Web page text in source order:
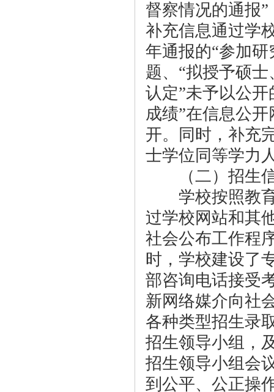
督察情况的通报
补充信息通过学
年通报的“参加
题、“拟授予硕
认定”未予以公
成绩”在信息公
开。同时，补充
士学位同等学力
（二）招生信
学校按照教育
过学校网站和其
社会公布工作程
时，学校建设了
部咨询电话接受
新网络媒介向社
各种类型招生录
招生领导小组，
招生领导小组会
到公平、公正操